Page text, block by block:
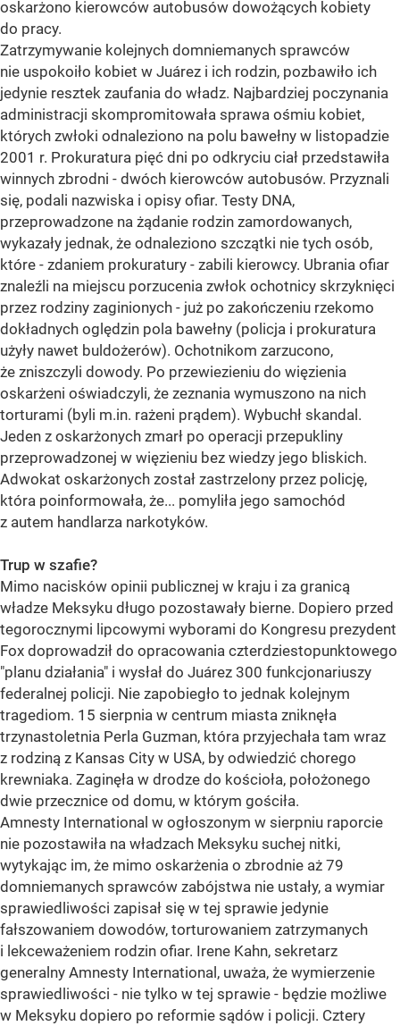
oskarżono kierowców autobusów dowożących kobiety
do pracy.
Zatrzymywanie kolejnych domniemanych sprawców
nie uspokoiło kobiet w Juárez i ich rodzin, pozbawiło ich
jedynie resztek zaufania do władz. Najbardziej poczynania
administracji skompromitowała sprawa ośmiu kobiet,
których zwłoki odnaleziono na polu bawełny w listopadzie
2001 r. Prokuratura pięć dni po odkryciu ciał przedstawiła
winnych zbrodni - dwóch kierowców autobusów. Przyznali
się, podali nazwiska i opisy ofiar. Testy DNA,
przeprowadzone na żądanie rodzin zamordowanych,
wykazały jednak, że odnaleziono szczątki nie tych osób,
które - zdaniem prokuratury - zabili kierowcy. Ubrania ofiar
znaleźli na miejscu porzucenia zwłok ochotnicy skrzyknięci
przez rodziny zaginionych - już po zakończeniu rzekomo
dokładnych oględzin pola bawełny (policja i prokuratura
użyły nawet buldożerów). Ochotnikom zarzucono,
że zniszczyli dowody. Po przewiezieniu do więzienia
oskarżeni oświadczyli, że zeznania wymuszono na nich
torturami (byli m.in. rażeni prądem). Wybuchł skandal.
Jeden z oskarżonych zmarł po operacji przepukliny
przeprowadzonej w więzieniu bez wiedzy jego bliskich.
Adwokat oskarżonych został zastrzelony przez policję,
która poinformowała, że... pomyliła jego samochód
z autem handlarza narkotyków.
Trup w szafie?
Mimo nacisków opinii publicznej w kraju i za granicą
władze Meksyku długo pozostawały bierne. Dopiero przed
tegorocznymi lipcowymi wyborami do Kongresu prezydent
Fox doprowadził do opracowania czterdziestopunktowego
"planu działania" i wysłał do Juárez 300 funkcjonariuszy
federalnej policji. Nie zapobiegło to jednak kolejnym
tragediom. 15 sierpnia w centrum miasta zniknęła
trzynastoletnia Perla Guzman, która przyjechała tam wraz
z rodziną z Kansas City w USA, by odwiedzić chorego
krewniaka. Zaginęła w drodze do kościoła, położonego
dwie przecznice od domu, w którym gościła.
Amnesty International w ogłoszonym w sierpniu raporcie
nie pozostawiła na władzach Meksyku suchej nitki,
wytykając im, że mimo oskarżenia o zbrodnie aż 79
domniemanych sprawców zabójstwa nie ustały, a wymiar
sprawiedliwości zapisał się w tej sprawie jedynie
fałszowaniem dowodów, torturowaniem zatrzymanych
i lekceważeniem rodzin ofiar. Irene Kahn, sekretarz
generalny Amnesty International, uważa, że wymierzenie
sprawiedliwości - nie tylko w tej sprawie - będzie możliwe
w Meksyku dopiero po reformie sądów i policji. Cztery